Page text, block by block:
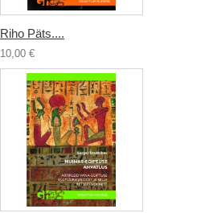
Riho Päts....
10,00 €